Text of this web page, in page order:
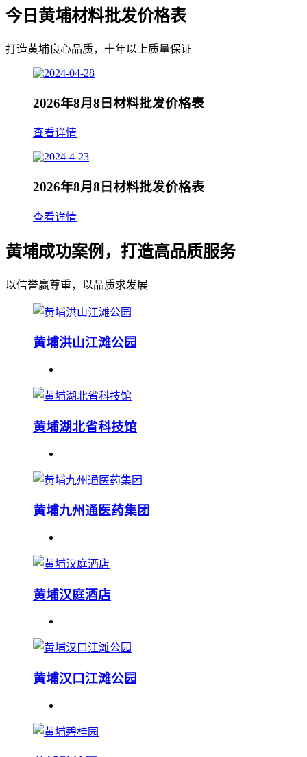
今日黄埔材料批发价格表
打造黄埔良心品质，十年以上质量保证
2026年8月8日材料批发价格表
查看详情
2026年8月8日材料批发价格表
查看详情
黄埔成功案例，打造高品质服务
以信誉赢尊重，以品质求发展
黄埔洪山江滩公园
黄埔湖北省科技馆
黄埔九州通医药集团
黄埔汉庭酒店
黄埔汉口江滩公园